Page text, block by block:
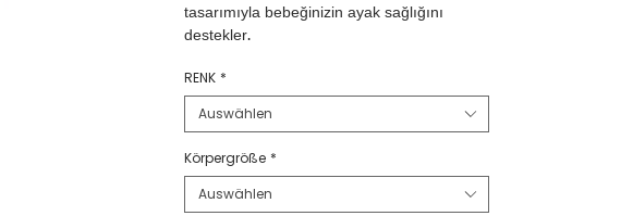
tasarımıyla bebeğinizin ayak sağlığını
destekler.
malzemesiyle üretilmiş olan model,
Cırt Cırtlı Kolay Kullanım: Bağcıksız ve cırt
cırtlı atkısı sayesinde bebeğinizin
ayakkabısını pratik bir şekilde giydirip
RENK *
Auswählen
Körpergröße *
Auswählen